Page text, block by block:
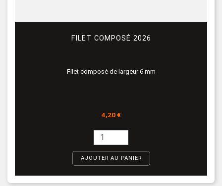
FILET COMPOSÉ 2026
Filet composé de largeur 6 mm
Prix
4,20 €
AJOUTER AU PANIER